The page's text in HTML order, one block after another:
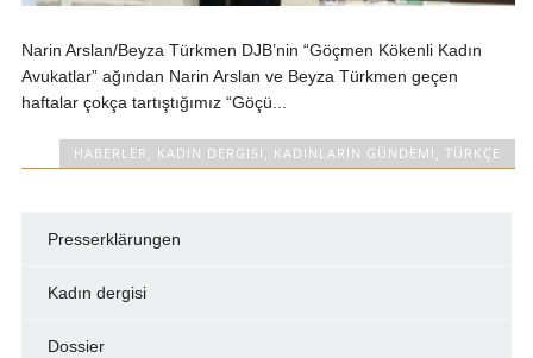
Narin Arslan/Beyza Türkmen DJB’nin “Göçmen Kökenli Kadın
Avukatlar” ağından Narin Arslan ve Beyza Türkmen geçen
haftalar çokça tartıştığımız “Göçü...
HABERLER , KADIN DERGISI , KADINLARIN GÜNDEMI , TÜRKÇE
Presserklärungen
Kadın dergisi
Dossier